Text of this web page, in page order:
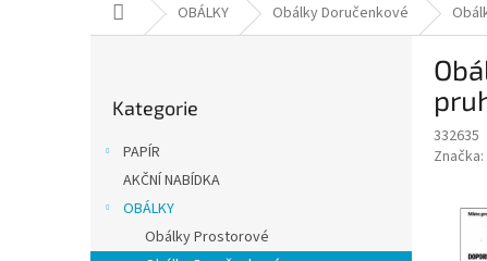
Domů OBÁLKY Obálky Doručenkové
kategorie
Kategorie
PAPÍR
AKČNÍ NABÍDKA
OBÁLKY
Obálky Prostorové
332635
Značka: